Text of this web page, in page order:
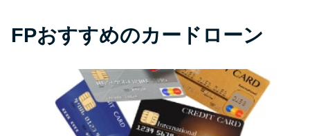
FPおすすめのカードローン